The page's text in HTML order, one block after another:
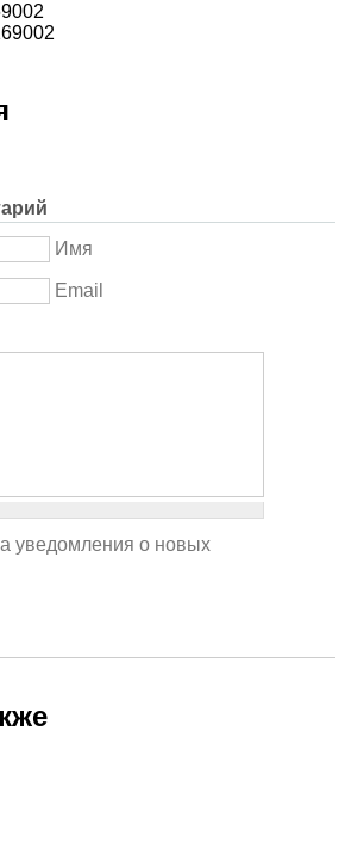
Имя
Email
уведомления о новых